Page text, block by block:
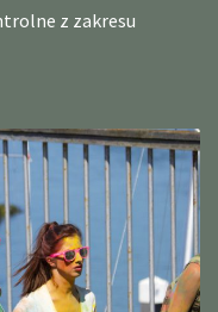
z zakresu